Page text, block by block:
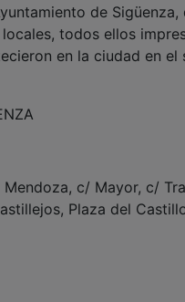
de Sigüenza,
todos ellos
en la ciudad en el
c/ Mayor, c/
Plaza del